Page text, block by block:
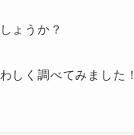
ょうか？
しく調べてみました！